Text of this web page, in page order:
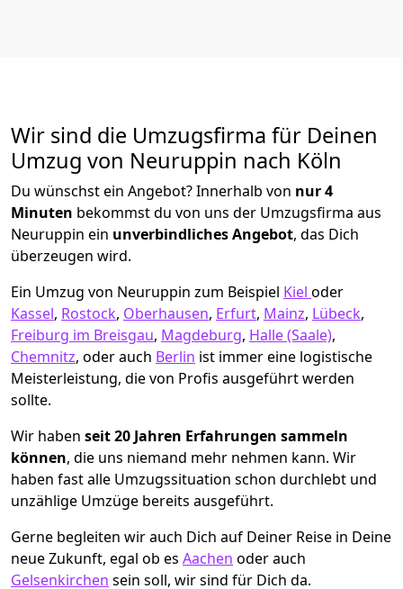
Wir sind die Umzugsfirma für Deinen
Umzug von Neuruppin nach Köln
Du wünschst ein Angebot? Innerhalb von nur 4
Minuten bekommst du von uns der Umzugsfirma aus
Neuruppin ein unverbindliches Angebot, das Dich
überzeugen wird.
Ein Umzug von Neuruppin zum Beispiel Kiel oder
Kassel, Rostock, Oberhausen, Erfurt, Mainz, Lübeck,
Freiburg im Breisgau, Magdeburg, Halle (Saale),
Chemnitz, oder auch Berlin ist immer eine logistische
Meisterleistung, die von Profis ausgeführt werden
sollte.
Wir haben seit20 Jahren Erfahrungen sammeln
können, die uns niemand mehr nehmen kann. Wir
haben fast alle Umzugssituation schon durchlebt und
unzählige Umzüge bereits ausgeführt.
Gerne begleiten wir auch Dich auf Deiner Reise in Deine
neue Zukunft, egal ob es Aachen oder auch
Gelsenkirchen sein soll, wir sind für Dich da.